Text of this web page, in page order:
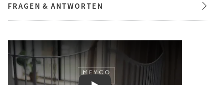
FRAGEN & ANTWORTEN